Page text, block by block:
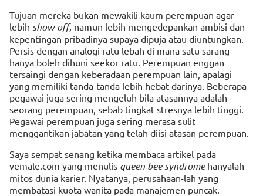
Tujuan mereka bukan mewakili kaum perempuan agar
lebih show off, namun lebih mengedepankan ambisi dan
kepentingan pribadinya supaya dipuja atau diuntungkan.
Persis dengan analogi ratu lebah di mana satu sarang
hanya boleh dihuni seekor ratu. Perempuan enggan
tersaingi dengan keberadaan perempuan lain, apalagi
yang memiliki tanda-tanda lebih hebat darinya. Beberapa
pegawai juga sering mengeluh bila atasannya adalah
seorang perempuan, sebab tingkat stresnya lebih tinggi.
Pegawai perempuan juga sering merasa sulit
menggantikan jabatan yang telah diisi atasan perempuan.
Saya sempat senang ketika membaca artikel pada
vemale.com yang menulis queen bee syndrome hanyalah
mitos dunia karier. Nyatanya, perusahaan-lah yang
membatasi kuota wanita pada manajemen puncak.